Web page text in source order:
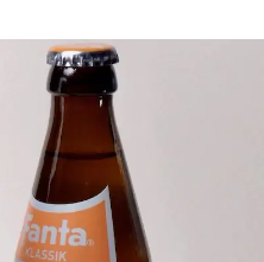
Mondiali calcio 2026